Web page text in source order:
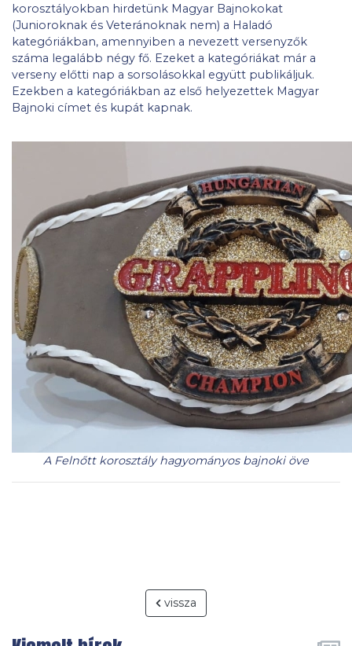
korosztályokban hirdetünk Magyar Bajnokokat
(Junioroknak és Veteránoknak nem) a Haladó
kategóriákban, amennyiben a nevezett versenyzők
száma legalább négy fő. Ezeket a kategóriákat már a
verseny előtti nap a sorsolásokkal együtt publikáljuk.
Ezekben a kategóriákban az első helyezettek Magyar
Bajnoki címet és kupát kapnak.
A Felnőtt korosztály hagyományos bajnoki öve
vissza